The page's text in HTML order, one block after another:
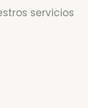
servicios